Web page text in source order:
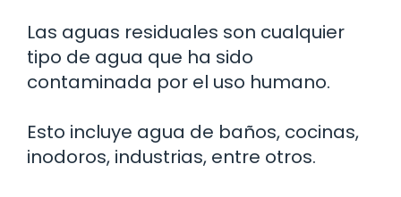
Las aguas residuales son cualquier
tipo de agua que ha sido
contaminada por el uso humano.
Esto incluye agua de baños, cocinas,
inodoros, industrias, entre otros.